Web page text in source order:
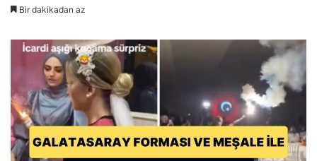
göndermek
Bir dakikadan az